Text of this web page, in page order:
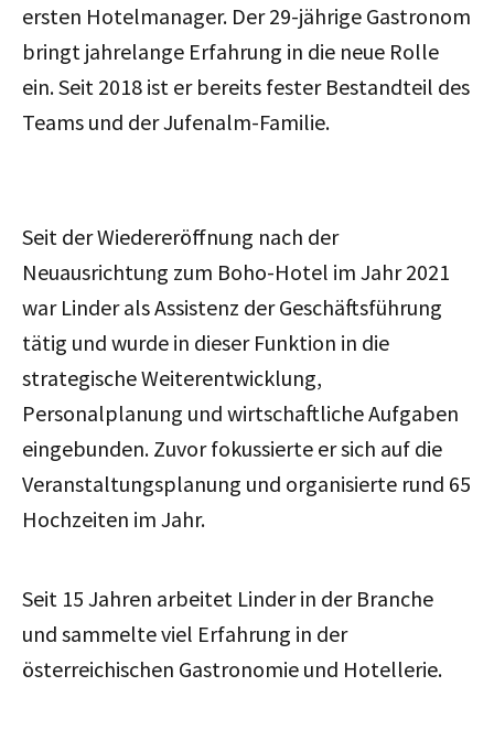
ersten Hotelmanager. Der 29-jährige Gastronom
bringt jahrelange Erfahrung in die neue Rolle
ein. Seit 2018 ist er bereits fester Bestandteil des
Teams und der Jufenalm-Familie.
Seit der Wiedereröffnung nach der
Neuausrichtung zum Boho-Hotel im Jahr 2021
war Linder als Assistenz der Geschäftsführung
tätig und wurde in dieser Funktion in die
strategische Weiterentwicklung,
Personalplanung und wirtschaftliche Aufgaben
eingebunden. Zuvor fokussierte er sich auf die
Veranstaltungsplanung und organisierte rund 65
Hochzeiten im Jahr.
Seit 15 Jahren arbeitet Linder in der Branche
und sammelte viel Erfahrung in der
österreichischen Gastronomie und Hotellerie.